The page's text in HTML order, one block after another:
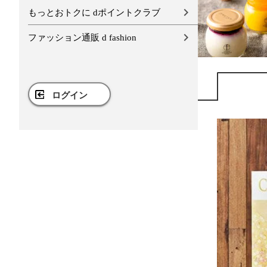
もっとおトクに dポイントクラブ
ファッション通販 d fashion
ログイン